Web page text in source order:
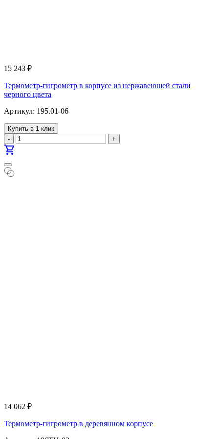
15 243 ₽
Термометр-гигрометр в корпусе из нержавеющей стали
черного цвета
Артикул: 195.01-06
Купить в 1 клик
-
+
shopping_cart
14 062 ₽
Термометр-гигрометр в деревянном корпусе